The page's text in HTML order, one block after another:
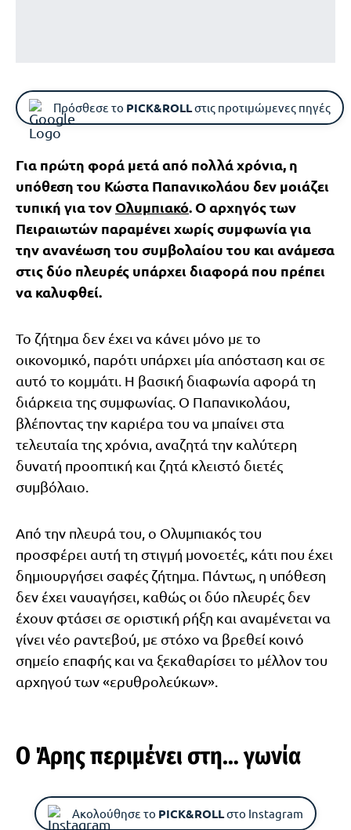
Πρόσθεσε το PICK&ROLLστις προτιμώμενες πηγές
Για πρώτη φορά μετά από πολλά χρόνια, η
υπόθεση του Κώστα Παπανικολάου δεν μοιάζει
τυπική για τον Ολυμπιακό. Ο αρχηγός των
Πειραιωτών παραμένει χωρίς συμφωνία για
την ανανέωση του συμβολαίου του και ανάμεσα
στις δύο πλευρές υπάρχει διαφορά που πρέπει
να καλυφθεί.
Το ζήτημα δεν έχει να κάνει μόνο με το
οικονομικό, παρότι υπάρχει μία απόσταση και σε
αυτό το κομμάτι. Η βασική διαφωνία αφορά τη
διάρκεια της συμφωνίας. Ο Παπανικολάου,
βλέποντας την καριέρα του να μπαίνει στα
τελευταία της χρόνια, αναζητά την καλύτερη
δυνατή προοπτική και ζητά κλειστό διετές
συμβόλαιο.
Από την πλευρά του, ο Ολυμπιακός του
προσφέρει αυτή τη στιγμή μονοετές, κάτι που έχει
δημιουργήσει σαφές ζήτημα. Πάντως, η υπόθεση
δεν έχει ναυαγήσει, καθώς οι δύο πλευρές δεν
έχουν φτάσει σε οριστική ρήξη και αναμένεται να
γίνει νέο ραντεβού, με στόχο να βρεθεί κοινό
σημείο επαφής και να ξεκαθαρίσει το μέλλον του
αρχηγού των «ερυθρολεύκων».
Ο Άρης περιμένει στη… γωνία
Ακολούθησε το PICK&ROLLστο Instagram